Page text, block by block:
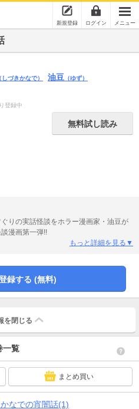
新規登録 ログイン メニュー
しづきかなで） 油豆 （ゆず）
登録中
無料試し読み
りの実話怪談をホラー漫画家・油豆が
漫画第一弾!!
もっと詳細を見る▼
録する (無料)
を 閉じる
一覧
まとめ買い
なでの宵闇話(1)